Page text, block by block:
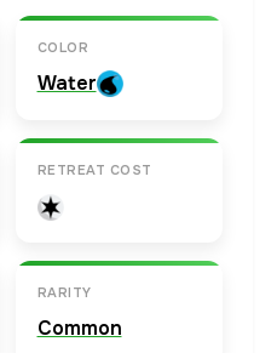
COLOR
Water
RETREAT COST
RARITY
Common